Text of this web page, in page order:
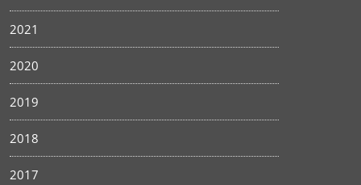
2021
2020
2019
2018
2017